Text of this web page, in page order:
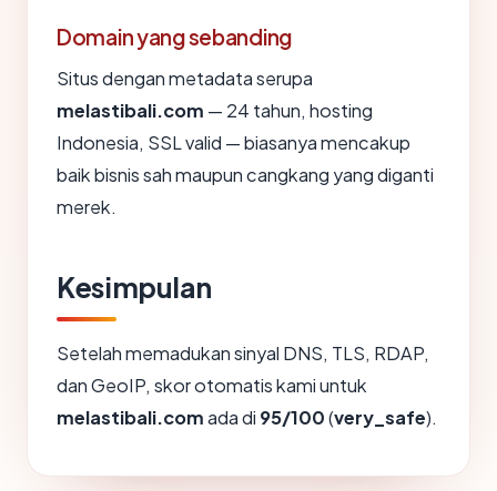
Domain yang sebanding
Situs dengan metadata serupa
melastibali.com — 24 tahun, hosting
Indonesia, SSL valid — biasanya mencakup
baik bisnis sah maupun cangkang yang diganti
merek.
Kesimpulan
Setelah memadukan sinyal DNS, TLS, RDAP,
dan GeoIP, skor otomatis kami untuk
melastibali.comada di 95/100(very_safe).